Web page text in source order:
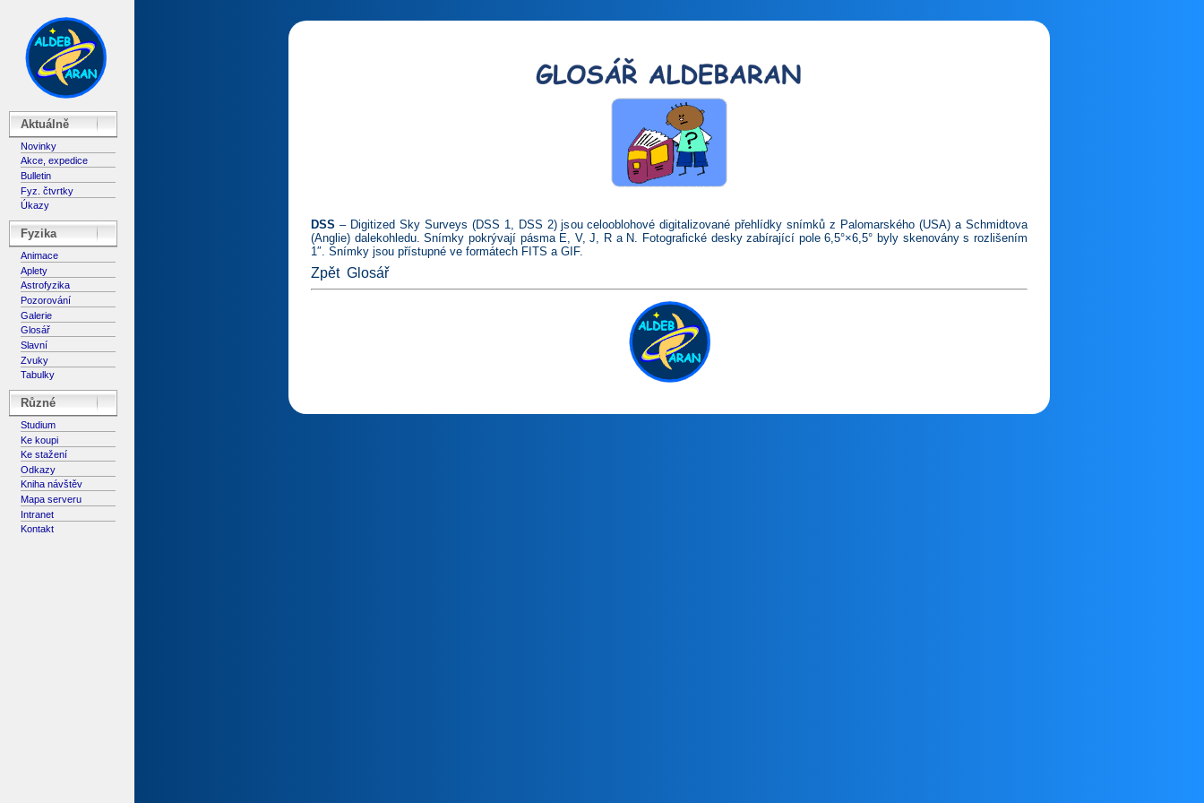
Aktuálně
Novinky
Akce, expedice
Bulletin
Fyz. čtvrtky
Úkazy
Fyzika
Animace
Aplety
Astrofyzika
Pozorování
Galerie
Glosář
Slavní
Zvuky
Tabulky
Různé
Studium
Ke koupi
Ke stažení
Odkazy
Kniha návštěv
Mapa serveru
Intranet
Kontakt
DSS – Digitized Sky Surveys (DSS 1, DSS 2) jsou celooblohové digitalizované přehlídky snímků z Palomarského (USA) a Schmidtova
(Anglie) dalekohledu. Snímky pokrývají pásma E, V, J, R a N. Fotografické desky zabírající pole 6,5°×6,5° byly skenovány s rozlišením
1″. Snímky jsou přístupné ve formátech FITS a GIF.
Zpět Glosář